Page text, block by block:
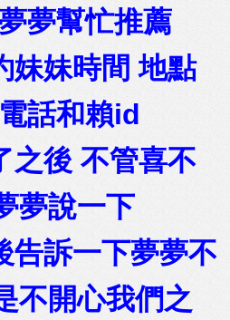
夢幫忙推薦
妹妹時間 地點
話和賴id
之後 不管喜不
夢說一下
告訴一下夢夢不
不開心我們之